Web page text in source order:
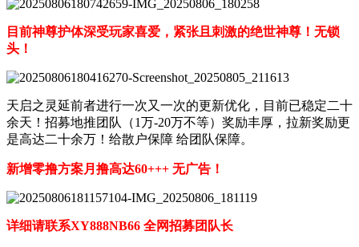
目前神尊护体深受玩家喜爱，紧张且刺激的绝世神尊！无锁
头！
天启之灵延前者进行一次又一次的更新优化，目前已稳定二十
余天！招募地推团队（1万-20万不等）奖励丰厚，拉新奖励更
是高达二十余万！给散户保障 给团队保障。
新增零撸方案月撸高达60+++ 无广告！
详细请联系XY888NB66 全网招募团队长